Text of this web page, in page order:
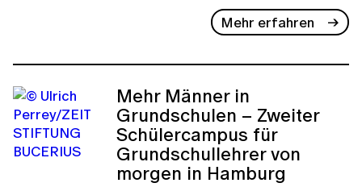
Mehr erfahren
Mehr Männer in
Grundschulen – Zweiter
Schülercampus für
Grundschullehrer von
morgen in Hamburg